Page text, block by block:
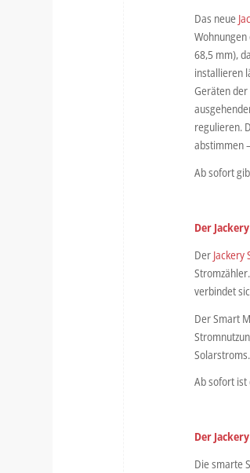
Das neue
68,5 mm),
installieren
Geräten
regulieren.
abstimmen
Ab sofort
Der
Der
verbindet
Der Smart
Solarstroms.
Ab sofort ist
Der
Die smarte